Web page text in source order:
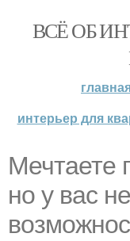
ВСЁ ОБ
интерьер для
Мечтаете
но у вас